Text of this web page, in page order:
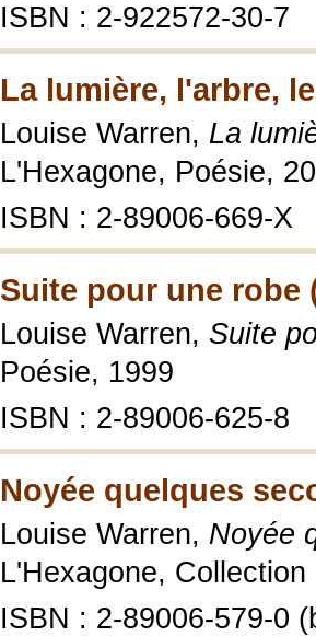
ISBN : 2-922572-30-7
La lumière, l'arbre,
Louise Warren, La
L'Hexagone, Poésie,
ISBN : 2-89006-669-X
Suite pour une robe
Louise Warren, Suite
Poésie, 1999
ISBN : 2-89006-625-8
Noyée quelques
Louise Warren, Noyée
L'Hexagone,
ISBN : 2-89006-579-0